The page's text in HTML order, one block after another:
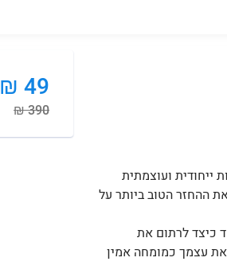
₪ 49
₪ 390
ייחודית ועוצמתית
ההחזר הטוב ביותר על
כיצד לרתום את
עצמך כמומחה אמין